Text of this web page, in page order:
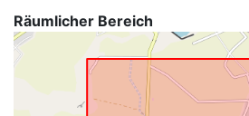
Räumlicher Bereich